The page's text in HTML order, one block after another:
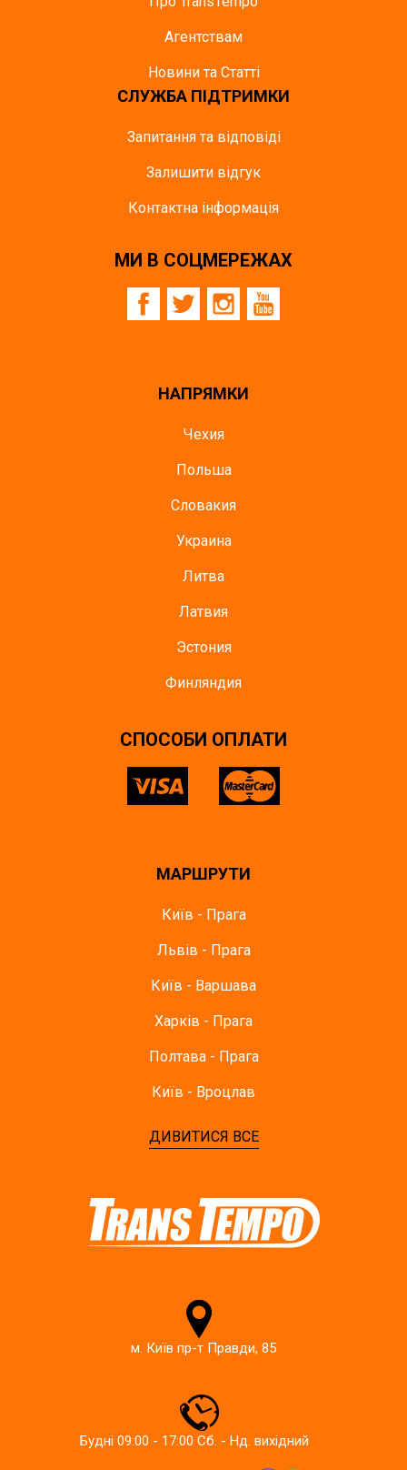
Агентствам
Новини та Статті
СЛУЖБА ПІДТРИМКИ
Запитання та відповіді
Залишити відгук
Контактна інформація
МИ В СОЦМЕРЕЖАХ
НАПРЯМКИ
Чехия
Польша
Словакия
Украина
Литва
Латвия
Эстония
Финляндия
СПОСОБИ ОПЛАТИ
МАРШРУТИ
Київ - Прага
Львів - Прага
Київ - Варшава
Харків - Прага
Полтава - Прага
Київ - Вроцлав
ДИВИТИСЯ ВСЕ
м. Київ пр-т Правди, 85
Будні 09:00 - 17:00 Сб. - Нд. вихідний